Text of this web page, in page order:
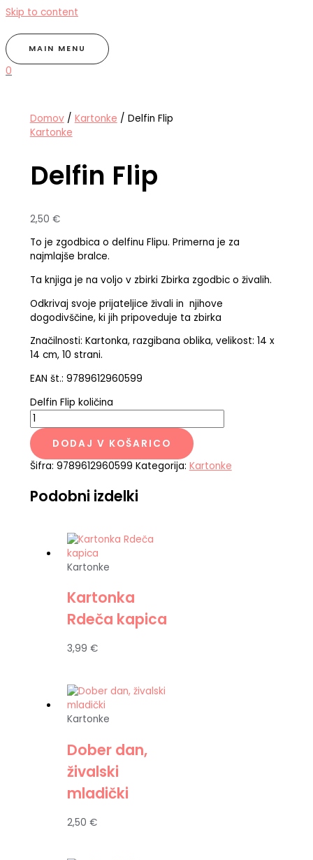
Skip to content
MAIN MENU
0
Domov/ Kartonke / Delfin Flip
Kartonke
Delfin Flip
2,50 €
To je zgodbica o delfinu Flipu. Primerna je za
najmlajše bralce.
Ta knjiga je na voljo v zbirki Zbirka zgodbic o živalih.
Odkrivaj svoje prijateljice živali in njihove
dogodivščine, ki jih pripoveduje ta zbirka
Značilnosti: Kartonka, razgibana oblika, velikost: 14 x
14 cm, 10 strani.
EAN št.: 9789612960599
Delfin Flip količina
DODAJ V KOŠARICO
Šifra: 9789612960599 Kategorija: Kartonke
Podobni izdelki
Kartonke
Kartonka
Rdeča kapica
3,99€
Kartonke
Dober dan,
živalski
mladički
2,50€